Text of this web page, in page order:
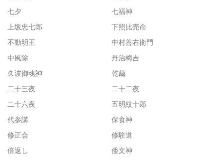
七夕
七福神
上坂忠七郎
下照比売命
不動明王
中村善右衛門
中風除
丹治梅吉
久波御魂神
乾繭
二十三夜
二十二夜
二十六夜
五明紋十郎
代参講
保食神
修正会
修験道
倍返し
倭文神